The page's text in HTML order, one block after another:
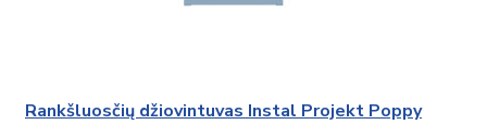
Rankšluosčių džiovintuvas Instal Projekt Poppy